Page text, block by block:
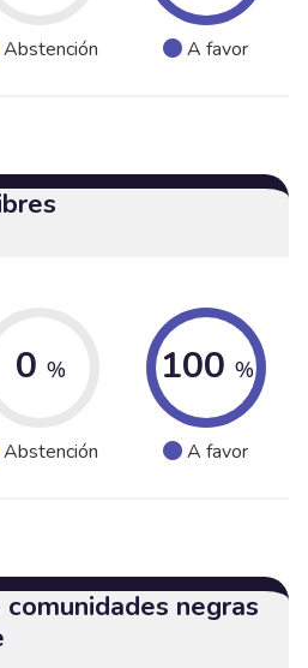
Abstención A favor
0 %
Abstención
100 %
A favor
negras